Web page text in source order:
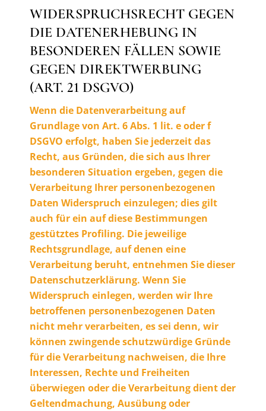
WIDERSPRUCHSRECHT GEGEN
DIE DATENERHEBUNG IN
BESONDEREN FÄLLEN SOWIE
GEGEN DIREKTWERBUNG
(ART. 21 DSGVO)
Wenn die Datenverarbeitung auf
Grundlage von Art. 6 Abs. 1 lit. e oder f
DSGVO erfolgt, haben Sie jederzeit das
Recht, aus Gründen, die sich aus Ihrer
besonderen Situation ergeben, gegen die
Verarbeitung Ihrer personenbezogenen
Daten Widerspruch einzulegen; dies gilt
auch für ein auf diese Bestimmungen
gestütztes Profiling. Die jeweilige
Rechtsgrundlage, auf denen eine
Verarbeitung beruht, entnehmen Sie dieser
Datenschutzerklärung. Wenn Sie
Widerspruch einlegen, werden wir Ihre
betroffenen personenbezogenen Daten
nicht mehr verarbeiten, es sei denn, wir
können zwingende schutzwürdige Gründe
für die Verarbeitung nachweisen, die Ihre
Interessen, Rechte und Freiheiten
überwiegen oder die Verarbeitung dient der
Geltendmachung, Ausübung oder